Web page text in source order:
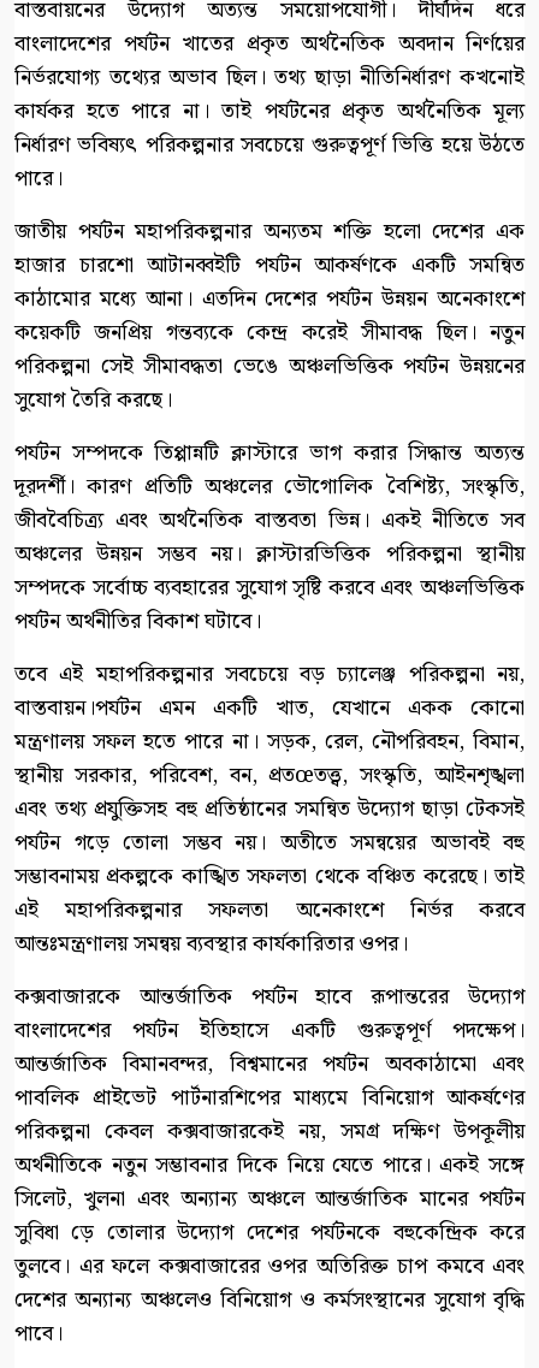
বাস্তবায়নের উদ্যোগ অত্যন্ত সময়োপযোগী। দীর্ঘদিন ধরে
বাংলাদেশের পর্যটন খাতের প্রকৃত অর্থনৈতিক অবদান নির্ণয়ের
নির্ভরযোগ্য তথ্যের অভাব ছিল। তথ্য ছাড়া নীতিনির্ধারণ কখনোই
কার্যকর হতে পারে না। তাই পর্যটনের প্রকৃত অর্থনৈতিক মূল্য
নির্ধারণ ভবিষ্যৎ পরিকল্পনার সবচেয়ে গুরুত্বপূর্ণ ভিত্তি হয়ে উঠতে
পারে।
জাতীয় পর্যটন মহাপরিকল্পনার অন্যতম শক্তি হলো দেশের এক
হাজার চারশো আটানব্বইটি পর্যটন আকর্ষণকে একটি সমন্বিত
কাঠামোর মধ্যে আনা। এতদিন দেশের পর্যটন উন্নয়ন অনেকাংশে
কয়েকটি জনপ্রিয় গন্তব্যকে কেন্দ্র করেই সীমাবদ্ধ ছিল। নতুন
পরিকল্পনা সেই সীমাবদ্ধতা ভেঙে অঞ্চলভিত্তিক পর্যটন উন্নয়নের
সুযোগ তৈরি করছে।
পর্যটন সম্পদকে তিপ্পান্নটি ক্লাস্টারে ভাগ করার সিদ্ধান্ত অত্যন্ত
দূরদর্শী। কারণ প্রতিটি অঞ্চলের ভৌগোলিক বৈশিষ্ট্য, সংস্কৃতি,
জীববৈচিত্র্য এবং অর্থনৈতিক বাস্তবতা ভিন্ন। একই নীতিতে সব
অঞ্চলের উন্নয়ন সম্ভব নয়। ক্লাস্টারভিত্তিক পরিকল্পনা স্থানীয়
সম্পদকে সর্বোচ্চ ব্যবহারের সুযোগ সৃষ্টি করবে এবং অঞ্চলভিত্তিক
পর্যটন অর্থনীতির বিকাশ ঘটাবে।
তবে এই মহাপরিকল্পনার সবচেয়ে বড় চ্যালেঞ্জ পরিকল্পনা নয়,
বাস্তবায়ন।পর্যটন এমন একটি খাত, যেখানে একক কোনো
মন্ত্রণালয় সফল হতে পারে না। সড়ক, রেল, নৌপরিবহন, বিমান,
স্থানীয় সরকার, পরিবেশ, বন, প্রতœতত্ত্ব, সংস্কৃতি, আইনশৃঙ্খলা
এবং তথ্য প্রযুক্তিসহ বহু প্রতিষ্ঠানের সমন্বিত উদ্যোগ ছাড়া টেকসই
পর্যটন গড়ে তোলা সম্ভব নয়। অতীতে সমন্বয়ের অভাবই বহু
সম্ভাবনাময় প্রকল্পকে কাঙ্খিত সফলতা থেকে বঞ্চিত করেছে। তাই
এই মহাপরিকল্পনার সফলতা অনেকাংশে নির্ভর করবে
আন্তঃমন্ত্রণালয় সমন্বয় ব্যবস্থার কার্যকারিতার ওপর।
কক্সবাজারকে আন্তর্জাতিক পর্যটন হাবে রূপান্তরের উদ্যোগ
বাংলাদেশের পর্যটন ইতিহাসে একটি গুরুত্বপূর্ণ পদক্ষেপ।
আন্তর্জাতিক বিমানবন্দর, বিশ্বমানের পর্যটন অবকাঠামো এবং
পাবলিক প্রাইভেট পার্টনারশিপের মাধ্যমে বিনিয়োগ আকর্ষণের
পরিকল্পনা কেবল কক্সবাজারকেই নয়, সমগ্র দক্ষিণ উপকূলীয়
অর্থনীতিকে নতুন সম্ভাবনার দিকে নিয়ে যেতে পারে। একই সঙ্গে
সিলেট, খুলনা এবং অন্যান্য অঞ্চলে আন্তর্জাতিক মানের পর্যটন
সুবিধা ড়ে তোলার উদ্যোগ দেশের পর্যটনকে বহুকেন্দ্রিক করে
তুলবে। এর ফলে কক্সবাজারের ওপর অতিরিক্ত চাপ কমবে এবং
দেশের অন্যান্য অঞ্চলেও বিনিয়োগ ও কর্মসংস্থানের সুযোগ বৃদ্ধি
পাবে।